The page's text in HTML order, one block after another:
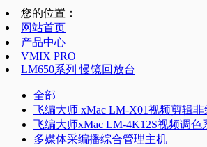
您的位置：
网站首页
产品中心
VMIX PRO
LM650系列 慢镜回放台
全部
飞编大师 xMac LM-X01视频剪辑非
飞编大师xMac LM-4K12S视频调色
多媒体采编播综合管理主机